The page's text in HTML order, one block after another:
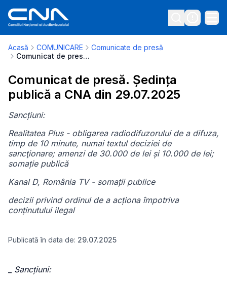
Acasă COMUNICARE
Comunicate de presă
Comunicat de presă. Ședința publică a CNA din 29.07.2025
Comunicat de presă. Ședința
publică a CNA din 29.07.2025
Sancțiuni:
Realitatea Plus - obligarea radiodifuzorului de a difuza,
timp de 10 minute, numai textul deciziei de
sancţionare; amenzi de 30.000 de lei și 10.000 de lei;
somație publică
Kanal D, România TV - somații publice
decizii privind ordinul de a acționa împotriva
conținutului ilegal
Publicată în data de: 29.07.2025
Sancțiuni: